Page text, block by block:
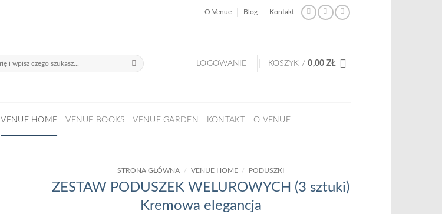
O Venue Blog Kontakt
LOGOWANIE KOSZYK /0,00 ZŁ
VENUE HOME VENUE BOOKS VENUE GARDEN KONTAKT O VENUE
STRONA GŁÓWNA / VENUE HOME / PODUSZKI
ZESTAW PODUSZEK WELUROWYCH (3 sztuki)
Kremowa elegancja